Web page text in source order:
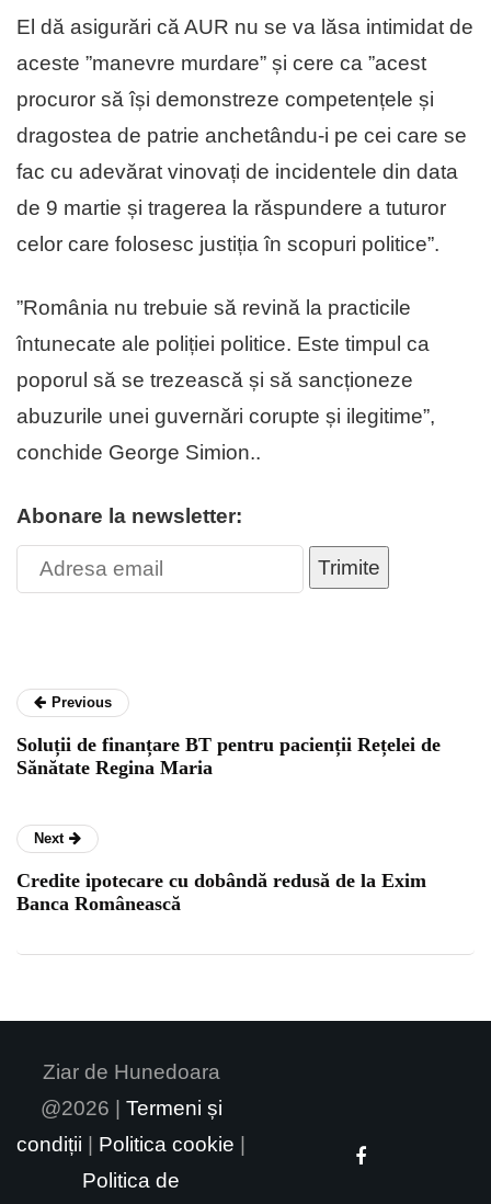
El dă asigurări că AUR nu se va lăsa intimidat de
aceste ”manevre murdare” și cere ca ”acest
procuror să își demonstreze competențele și
dragostea de patrie anchetându-i pe cei care se
fac cu adevărat vinovați de incidentele din data
de 9 martie și tragerea la răspundere a tuturor
celor care folosesc justiția în scopuri politice”.
”România nu trebuie să revină la practicile
întunecate ale poliției politice. Este timpul ca
poporul să se trezească și să sancționeze
abuzurile unei guvernări corupte și ilegitime”,
conchide George Simion..
Abonare la newsletter:
Trimite
Previous
Soluții de finanțare BT pentru pacienții Rețelei de
Sănătate Regina Maria
Next
Credite ipotecare cu dobândă redusă de la Exim
Banca Românească
Ziar de Hunedoara
@2026 | Termeni și
condiții | Politica cookie |
Politica de